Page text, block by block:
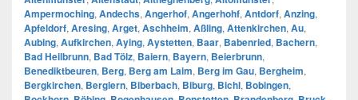
Ampermoching, Andechs, Angerhof, Angerhohf, Antdorf, Anzing,
Apfeldorf, Aresing, Arget, Aschheim, Aßling, Attenkirchen, Au,
Aubing, Aufkirchen, Aying, Aystetten, Baar, Babenried, Bachern,
Bad Heilbrunn, Bad Tölz, Baiern, Bayern, Beierbrunn,
Benediktbeuren, Berg, Berg am Laim, Berg im Gau, Bergheim,
Bergkirchen, Berglern, Biberbach, Biburg, Bichl, Bobingen,